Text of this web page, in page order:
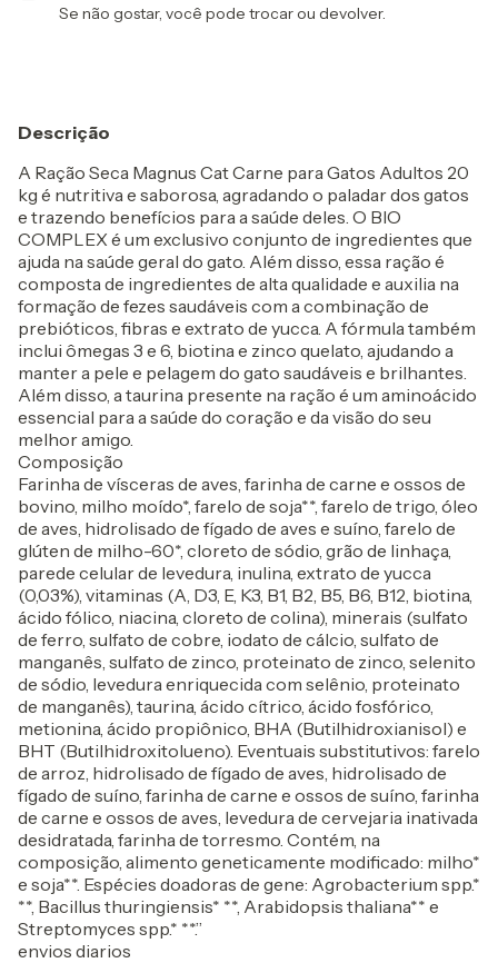
Se não gostar, você pode trocar ou devolver.
Descrição
A Ração Seca Magnus Cat Carne para Gatos Adultos 20
kg é nutritiva e saborosa, agradando o paladar dos gatos
e trazendo benefícios para a saúde deles. O BIO
COMPLEX é um exclusivo conjunto de ingredientes que
ajuda na saúde geral do gato. Além disso, essa ração é
composta de ingredientes de alta qualidade e auxilia na
formação de fezes saudáveis com a combinação de
prebióticos, fibras e extrato de yucca. A fórmula também
inclui ômegas 3 e 6, biotina e zinco quelato, ajudando a
manter a pele e pelagem do gato saudáveis e brilhantes.
Além disso, a taurina presente na ração é um aminoácido
essencial para a saúde do coração e da visão do seu
melhor amigo.
Composição
Farinha de vísceras de aves, farinha de carne e ossos de
bovino, milho moído*, farelo de soja**, farelo de trigo, óleo
de aves, hidrolisado de fígado de aves e suíno, farelo de
glúten de milho-60*, cloreto de sódio, grão de linhaça,
parede celular de levedura, inulina, extrato de yucca
(0,03%), vitaminas (A, D3, E, K3, B1, B2, B5, B6, B12, biotina,
ácido fólico, niacina, cloreto de colina), minerais (sulfato
de ferro, sulfato de cobre, iodato de cálcio, sulfato de
manganês, sulfato de zinco, proteinato de zinco, selenito
de sódio, levedura enriquecida com selênio, proteinato
de manganês), taurina, ácido cítrico, ácido fosfórico,
metionina, ácido propiônico, BHA (Butilhidroxianisol) e
BHT (Butilhidroxitolueno). Eventuais substitutivos: farelo
de arroz, hidrolisado de fígado de aves, hidrolisado de
fígado de suíno, farinha de carne e ossos de suíno, farinha
de carne e ossos de aves, levedura de cervejaria inativada
desidratada, farinha de torresmo. Contém, na
composição, alimento geneticamente modificado: milho*
e soja**. Espécies doadoras de gene: Agrobacterium spp.*
**, Bacillus thuringiensis* **, Arabidopsis thaliana** e
Streptomyces spp.* **.”
envios diarios